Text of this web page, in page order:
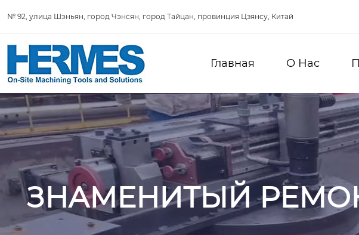
№ 92, улица Шэньян, город Чэнсян, город Тайцан, провинция Цзянсу, Китай
Главная О Нас
ЗНАМЕНИТЫЙ